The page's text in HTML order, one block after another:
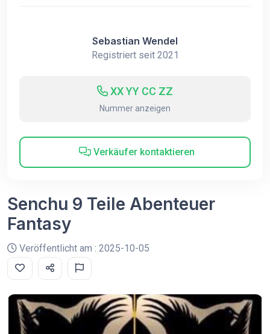
Sebastian Wendel
Registriert seit 2021
XX YY CC ZZ
Nummer anzeigen
Verkäufer kontaktieren
Senchu 9 Teile Abenteuer
Fantasy
Veröffentlicht am : 2025-10-05